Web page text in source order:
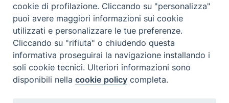
Contatti & Info
C.ne Aurelia, 50 – 00165 Roma
Contatti
cookie di profilazione. Cliccando su "personalizza"
puoi avere maggiori informazioni sui cookie
utilizzati e personalizzare le tue preferenze.
Cliccando su "rifiuta" o chiudendo questa
informativa proseguirai la navigazione installando i
soli cookie tecnici. Ulteriori informazioni sono
disponibili nellacookie policy completa.